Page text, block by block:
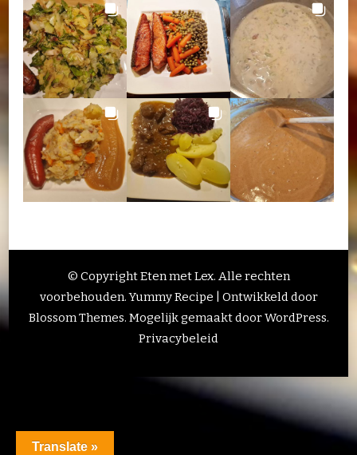
© Copyright Eten met Lex. Alle rechten
voorbehouden.Yummy Recipe | Ontwikkeld door
Blossom Themes. Mogelijk gemaakt doorWordPress.
Privacybeleid
Translate »